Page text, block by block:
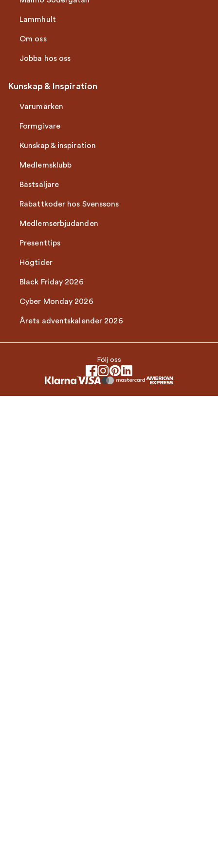
Lammhult
Om oss
Jobba hos oss
Kunskap & Inspiration
Varumärken
Formgivare
Kunskap & inspiration
Medlemsklubb
Bästsäljare
Rabattkoder hos Svenssons
Medlemserbjudanden
Presenttips
Högtider
Black Friday 2026
Cyber Monday 2026
Årets adventskalender 2026
Följ oss